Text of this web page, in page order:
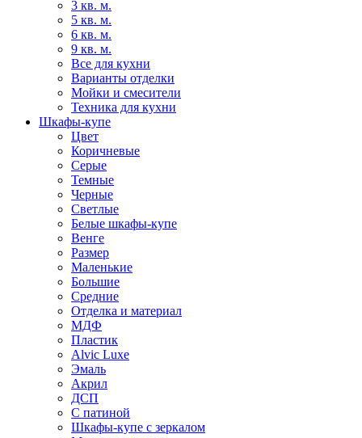
3 кв. м.
5 кв. м.
6 кв. м.
9 кв. м.
Все для кухни
Варианты отделки
Мойки и смесители
Техника для кухни
Шкафы-купе
Цвет
Коричневые
Серые
Темные
Черные
Светлые
Белые шкафы-купе
Венге
Размер
Маленькие
Большие
Средние
Отделка и материал
МДФ
Пластик
Alvic Luxe
Эмаль
Акрил
ДСП
С патиной
Шкафы-купе с зеркалом